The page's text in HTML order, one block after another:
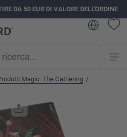
DA 50 EUR DI VALORE DELL'ORDINE
Magic: The Gathering /